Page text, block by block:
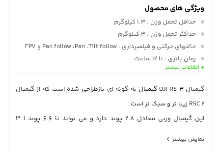
ویژگی های محصول
حداقل تحمل وزن : 1.3 کیلوگرم
حداکثر تحمل وزن : 3 کیلوگرم
حالتهای حرکتی و فیلمبرداری : Pan follow ،Pan ،Tilt follow و FPV
زمان باتری : تا 12 ساعت
مدت زمان شارژ
+ اطلاعات بیشتر
گیمبال DJIRS 3 گیمبال به گونه ای بازطراحی شده است که از گیمبال
RSC 2 زیبا تر و سبک تر است.
این گیمبال وزنی معادل 2.8 پوند دارد و می تواند تا 6.6 پوند ( 3
نمایش بیشتر